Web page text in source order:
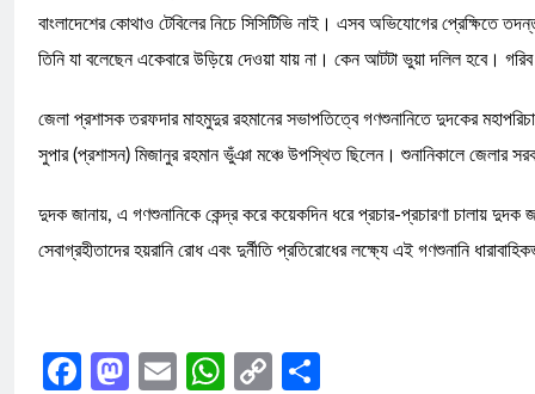
বাংলাদেশের কোথাও টেবিলের নিচে সিসিটিভি নাই। এসব অভিযোগের প্রেক্ষিতে
তিনি যা বলেছেন একেবারে উড়িয়ে দেওয়া যায় না। কেন আটটা ভুয়া দলিল হবে।
জেলা প্রশাসক তরফদার মাহমুদুর রহমানের সভাপতিত্বে গণশুনানিতে দুদকের
সুপার (প্রশাসন) মিজানুর রহমান ভুঁঞা মঞ্চে উপস্থিত ছিলেন। শুনানিকালে জেলার
দুদক জানায়, এ গণশুনানিকে কেন্দ্র করে কয়েকদিন ধরে প্রচার-প্রচারণা চালায়
সেবাগ্রহীতাদের হয়রানি রোধ এবং দুর্নীতি প্রতিরোধের লক্ষ্যে এই গণশুনানি
Facebook
Mastodon
EmailWhatsApp
Copy